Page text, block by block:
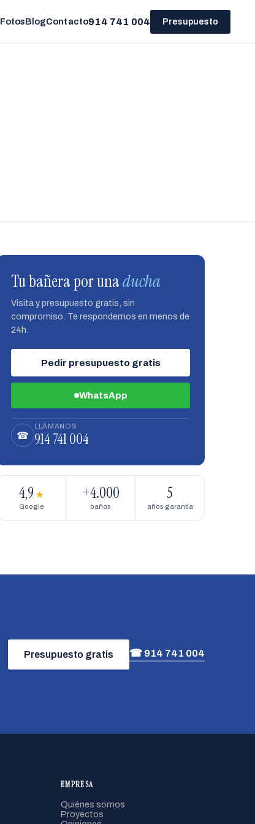
FotosBlogContacto914 741 004 Presupuesto
Tu bañera por unaducha
Visita y presupuesto gratis, sin
compromiso. Te respondemos en menos de
24h.
Pedir presupuesto gratis
WhatsApp
☎
LLÁMANOS
914 741 004
4,9 ★
Google
+4.000
baños
5
años garantía
Presupuesto gratis ☎ 914 741 004
EMPRESA
Quiénes somos
Proyectos